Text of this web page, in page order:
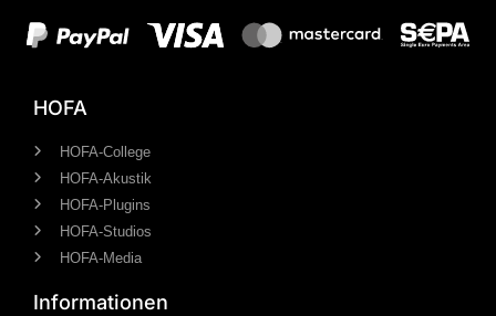
HOFA
HOFA-College
HOFA-Akustik
HOFA-Plugins
HOFA-Studios
HOFA-Media
Informationen